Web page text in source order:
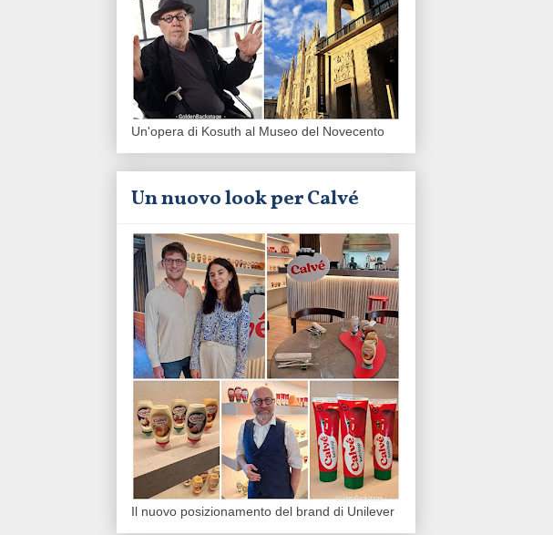
Un'opera di Kosuth al Museo del Novecento
Un nuovo look per Calvé
Il nuovo posizionamento del brand di Unilever